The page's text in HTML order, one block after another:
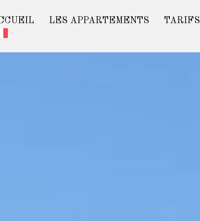
LES APPARTEMENTS TARIFS